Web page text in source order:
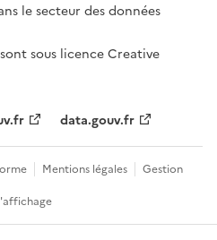
le secteur des données
sous licence Creative
data.gouv.fr
Mentions légales
Gestion